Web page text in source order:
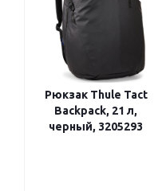
Рюкзак Thule Tact
Backpack, 21 л,
черный, 3205293